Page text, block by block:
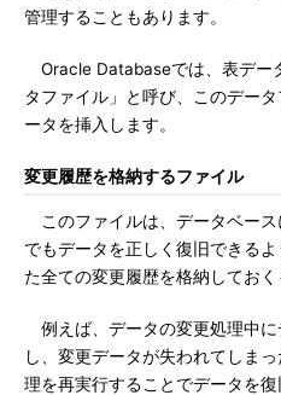
管理することもあります。
Oracle Databaseでは、表デー
タファイル」と呼び、このデー
ータを挿入します。
変更履歴を格納するファイル
このファイルは、データベー
でもデータを正しく復旧できる
た全ての変更履歴を格納しておく
例えば、データの変更処理中
し、変更データが失われてしま
理を再実行することでデータを復